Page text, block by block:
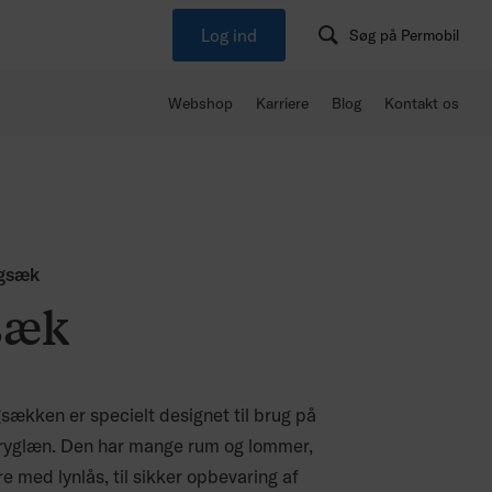
Log ind Søg på Permobil
Webshop Karriere Blog Kontakt os
er specielt designet til brug på
Den har mange rum og lommer,
med lynlås, til sikker opbevaring af